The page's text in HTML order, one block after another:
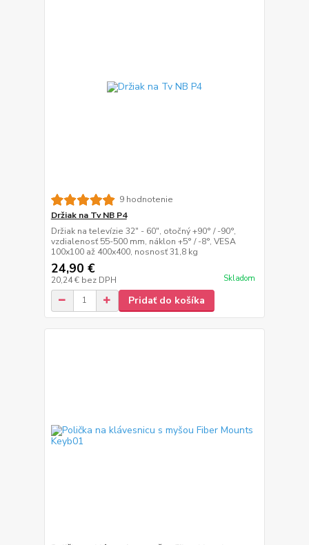
9 hodnotenie
Držiak na Tv NB P4
Držiak na televízie 32" - 60", otočný +90° / -90°,
vzdialenosť 55-500 mm, náklon +5° / -8°, VESA
100x100 až 400x400, nosnosť 31,8 kg
24,90 €
20,24 € bez DPH Skladom
Pridať do košíka